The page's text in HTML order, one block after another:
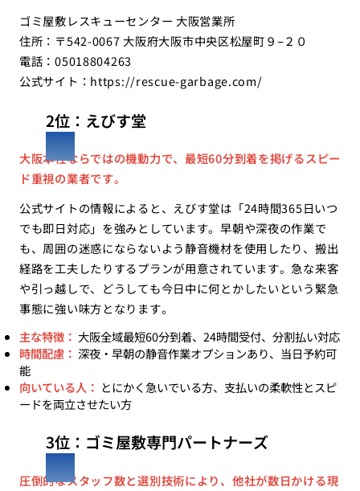
ゴミ屋敷レスキューセンター 大阪営業所
住所：〒542-0067 大阪府大阪市中央区松屋町９−２０
電話：05018804263
公式サイト： https://rescue-garbage.com/
2位：えびす堂
大阪本社ならではの機動力で、最短60分到着を掲げるスピー
ド重視の業者です。
公式サイトの情報によると、えびす堂は「24時間365日いつ
でも即日対応」を強みとしています。早朝や深夜の作業で
も、周囲の迷惑にならないよう静音機材を使用したり、搬出
経路を工夫したりするプランが用意されています。急な来客
や引っ越しで、どうしても今日中に何とかしたいという緊急
事態に強い味方となります。
主な特徴： 大阪全域最短60分到着、24時間受付、分割払い対応
時間配慮： 深夜・早朝の静音作業オプションあり、当日予約可
能
向いている人： とにかく急いでいる方、支払いの柔軟性とスピ
ードを両立させたい方
3位：ゴミ屋敷専門パートナーズ
圧倒的なスタッフ数と選別技術により、他社が数日かける現